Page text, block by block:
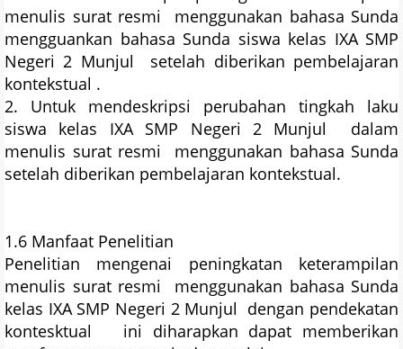
menulis surat resmi menggunakan bahasa Sunda
mengguankan bahasa Sunda siswa kelas IXA SMP
Negeri 2 Munjul setelah diberikan pembelajaran
kontekstual .
2. Untuk mendeskripsi perubahan tingkah laku
siswa kelas IXA SMP Negeri 2 Munjul dalam
menulis surat resmi menggunakan bahasa Sunda
setelah diberikan pembelajaran kontekstual.
1.6 Manfaat Penelitian
Penelitian mengenai peningkatan keterampilan
menulis surat resmi menggunakan bahasa Sunda
kelas IXA SMP Negeri 2 Munjul dengan pendekatan
kontesktual ini diharapkan dapat memberikan